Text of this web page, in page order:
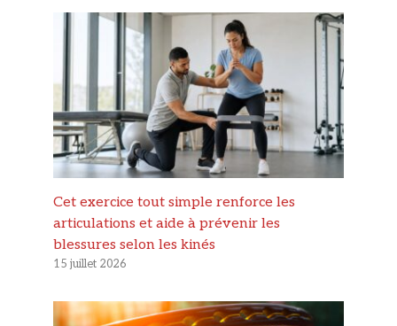
Cet exercice tout simple renforce les
articulations et aide à prévenir les
blessures selon les kinés
15 juillet 2026